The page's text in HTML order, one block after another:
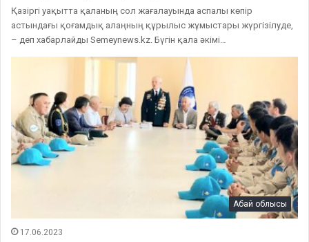
Қазіргі уақытта қаланың сол жағалауында аспалы көпір
астындағы қоғамдық алаңның құрылыс жұмыстары жүргізілуде,
– деп хабарлайды Semeynews.kz. Бүгін қала әкімі…
Абай облысы
17.06.2023